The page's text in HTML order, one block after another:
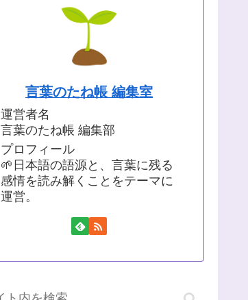
言葉のたね帳 編集室
運営者名
言葉のたね帳 編集部
プロフィール
🌱日本語の語源と、言葉に残る
感情を読み解くことをテーマに
運営。